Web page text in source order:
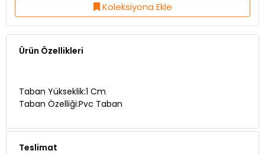
Koleksiyona Ekle
Ürün Özellikleri
Taban Yükseklik:1 Cm
Taban Özelliği:Pvc Taban
Teslimat